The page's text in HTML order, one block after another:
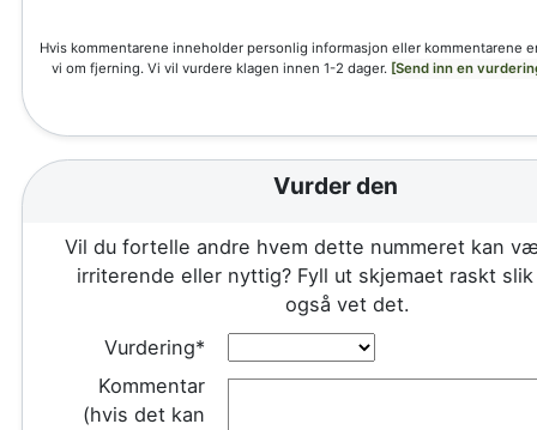
Hvis kommentarene inneholder personlig informasjon eller kommentarene
vi om fjerning. Vi vil vurdere klagen innen 1-2 dager. [Send inn en
Vurder den
Vil du fortelle andre hvem dette nummeret kan
irriterende eller nyttig? Fyll ut skjemaet raskt
også vet det.
Vurdering*
Kommentar
(hvis det kan